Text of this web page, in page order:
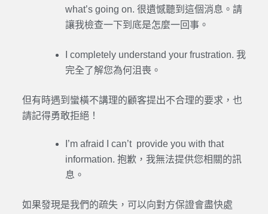
what’s going on. 很遺憾聽到這個消息。請
讓我檢查一下到底是怎麼一回事。
I completely understand your frustration. 我
完全了解您為何沮喪。
但有時遇到蠻橫不講理的顧客提出不合理的要求，也
請記得勇敢拒絕！
I’m afraid I can’t provide you with that
information. 抱歉，我無法提供您相關的訊
息。
如果發現是我們的疏失，可以向對方保證會盡快處